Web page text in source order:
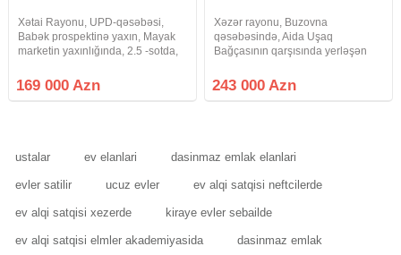
Xətai Rayonu, UPD-qəsəbəsi,
Babək prospektinə yaxın, Mayak
marketin yaxınlığında, 2.5 -sotda,
narahat etməsin. Geniş həyəti var.
Qaz, Su, İşıq, Kombi Sistem,
169 000 Azn
Xəzər rayonu, Buzovna
qəsəbəsində, Aida Uşaq
Bağçasının qarşısında yerləşən
sahəsində inşa olunmuş həyət evi
satılır. Əmlakın paket kupçası var
243 000 Azn
ustalar ev elanlari dasinmaz emlak elanlari
evler satilir ucuz evler ev alqi satqisi neftcilerde
ev alqi satqisi xezerde kiraye evler sebailde
ev alqi satqisi elmler akademiyasida dasinmaz emlak